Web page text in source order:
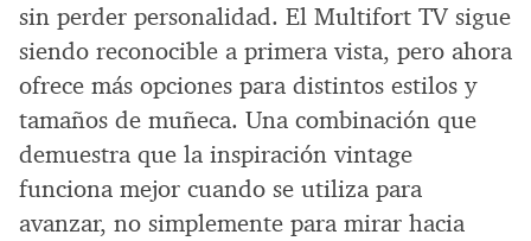
sin perder personalidad. El Multifort TV sigue
siendo reconocible a primera vista, pero ahora
ofrece más opciones para distintos estilos y
tamaños de muñeca. Una combinación que
demuestra que la inspiración vintage
funciona mejor cuando se utiliza para
avanzar, no simplemente para mirar hacia